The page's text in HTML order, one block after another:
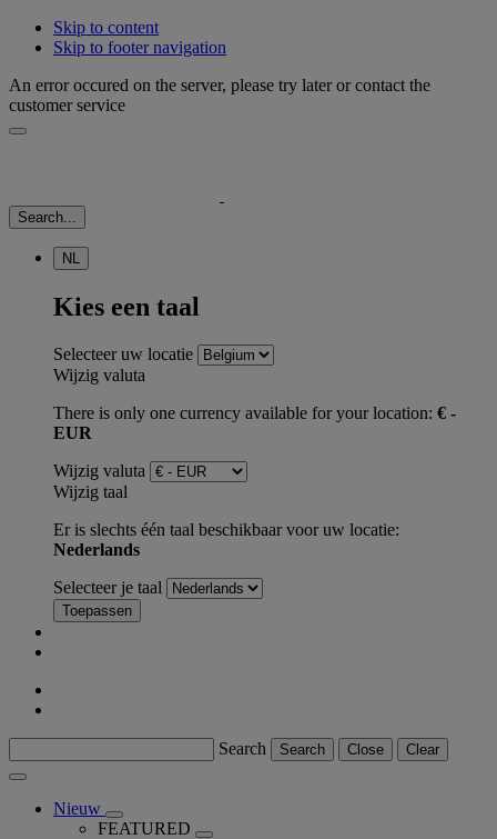
Skip to content
Skip to footer navigation
An error occured on the server, please try later or contact the
customer service
Search...
NL
Kies een taal
Selecteer uw locatie
Wijzig valuta
There is only one currency available for your location: € -
EUR
Wijzig valuta
Wijzig taal
Er is slechts één taal beschikbaar voor uw locatie:
Nederlands
Selecteer je taal
Toepassen
Search Search Close Clear
Nieuw
FEATURED